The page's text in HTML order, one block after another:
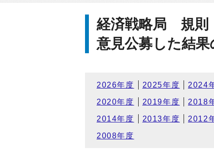
経済戦略局 規則
意見公募した結果
2026年度 2025年度 2024
2020年度 2019年度 2018
2014年度 2013年度 2012
2008年度